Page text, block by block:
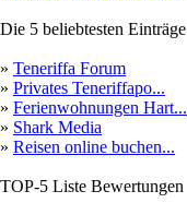
Die 5 beliebtesten Einträge
» Teneriffa Forum
» Privates Teneriffapo...
» Ferienwohnungen Hart...
» Shark Media
» Reisen online buchen...
TOP-5 Liste Bewertungen